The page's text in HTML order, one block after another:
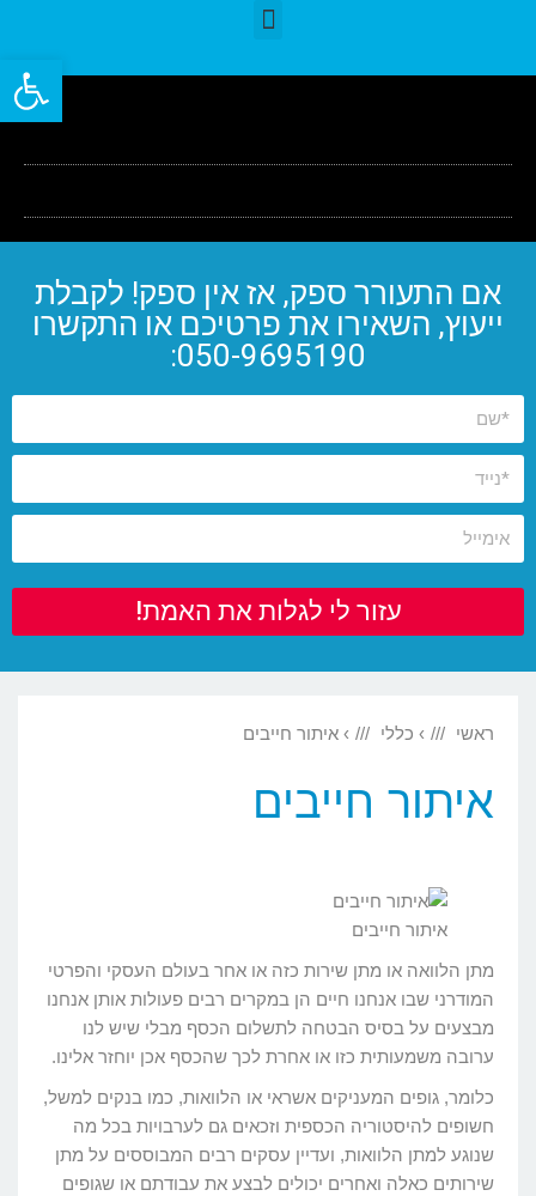
פתח
אם התעורר ספק, אז אין ספק! לקבלת
ייעוץ, השאירו את פרטיכם או התקשרו
050-9695190:
עזור לי לגלות את האמת!
ראשי › כללי › איתור חייבים
איתור חייבים
איתור חייבים
מתן הלוואה או מתן שירות כזה או אחר בעולם העסקי והפרטי
המודרני שבו אנחנו חיים הן במקרים רבים פעולות אותן אנחנו
מבצעים על בסיס הבטחה לתשלום הכסף מבלי שיש לנו
ערובה משמעותית כזו או אחרת לכך שהכסף אכן יוחזר אלינו.
כלומר, גופים המעניקים אשראי או הלוואות, כמו בנקים למשל,
חשופים להיסטוריה הכספית וזכאים גם לערבויות בכל מה
שנוגע למתן הלוואות, ועדיין עסקים רבים המבוססים על מתן
שירותים כאלה ואחרים יכולים לבצע את עבודתם או שגופים